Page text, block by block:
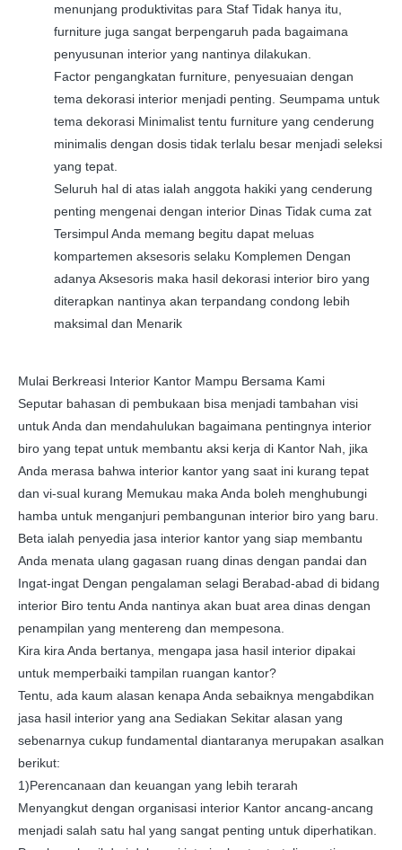
menunjang produktivitas para Staf Tidak hanya itu,
furniture juga sangat berpengaruh pada bagaimana
penyusunan interior yang nantinya dilakukan.
Factor pengangkatan furniture, penyesuaian dengan
tema dekorasi interior menjadi penting. Seumpama untuk
tema dekorasi Minimalist tentu furniture yang cenderung
minimalis dengan dosis tidak terlalu besar menjadi seleksi
yang tepat.
Seluruh hal di atas ialah anggota hakiki yang cenderung
penting mengenai dengan interior Dinas Tidak cuma zat
Tersimpul Anda memang begitu dapat meluas
kompartemen aksesoris selaku Komplemen Dengan
adanya Aksesoris maka hasil dekorasi interior biro yang
diterapkan nantinya akan terpandang condong lebih
maksimal dan Menarik
Mulai Berkreasi Interior Kantor Mampu Bersama Kami
Seputar bahasan di pembukaan bisa menjadi tambahan visi
untuk Anda dan mendahulukan bagaimana pentingnya interior
biro yang tepat untuk membantu aksi kerja di Kantor Nah, jika
Anda merasa bahwa interior kantor yang saat ini kurang tepat
dan vi-sual kurang Memukau maka Anda boleh menghubungi
hamba untuk menganjuri pembangunan interior biro yang baru.
Beta ialah penyedia jasa interior kantor yang siap membantu
Anda menata ulang gagasan ruang dinas dengan pandai dan
Ingat-ingat Dengan pengalaman selagi Berabad-abad di bidang
interior Biro tentu Anda nantinya akan buat area dinas dengan
penampilan yang mentereng dan mempesona.
Kira kira Anda bertanya, mengapa jasa hasil interior dipakai
untuk memperbaiki tampilan ruangan kantor?
Tentu, ada kaum alasan kenapa Anda sebaiknya mengabdikan
jasa hasil interior yang ana Sediakan Sekitar alasan yang
sebenarnya cukup fundamental diantaranya merupakan asalkan
berikut:
1)Perencanaan dan keuangan yang lebih terarah
Menyangkut dengan organisasi interior Kantor ancang-ancang
menjadi salah satu hal yang sangat penting untuk diperhatikan.